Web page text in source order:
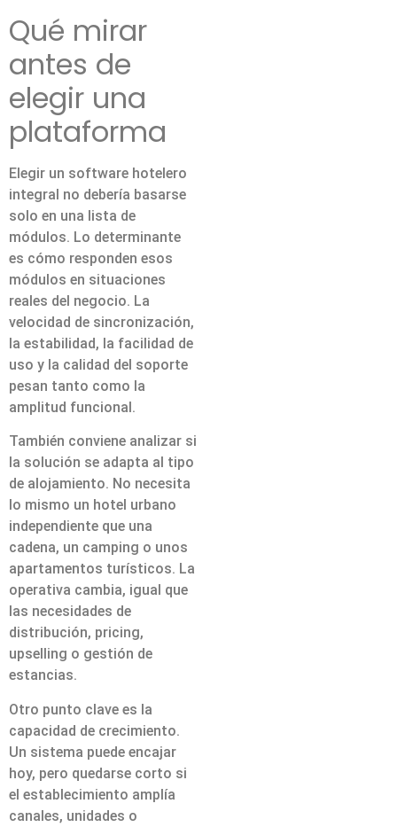
Qué mirar
antes de
elegir una
plataforma
Elegir un software hotelero
integral no debería basarse
solo en una lista de
módulos. Lo determinante
es cómo responden esos
módulos en situaciones
reales del negocio. La
velocidad de sincronización,
la estabilidad, la facilidad de
uso y la calidad del soporte
pesan tanto como la
amplitud funcional.
También conviene analizar si
la solución se adapta al tipo
de alojamiento. No necesita
lo mismo un hotel urbano
independiente que una
cadena, un camping o unos
apartamentos turísticos. La
operativa cambia, igual que
las necesidades de
distribución, pricing,
upselling o gestión de
estancias.
Otro punto clave es la
capacidad de crecimiento.
Un sistema puede encajar
hoy, pero quedarse corto si
el establecimiento amplía
canales, unidades o